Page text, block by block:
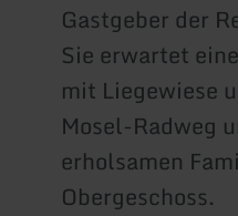
Gastgeber der
Sie erwartet
mit Liegewiese
Mosel-Radweg
erholsamen
Obergeschoss.